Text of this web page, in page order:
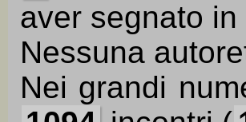
aver segnato in
Nessuna
Nei grandi